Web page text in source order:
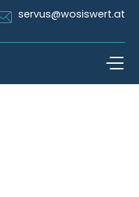
Icon Email
servus@wosiswert.at